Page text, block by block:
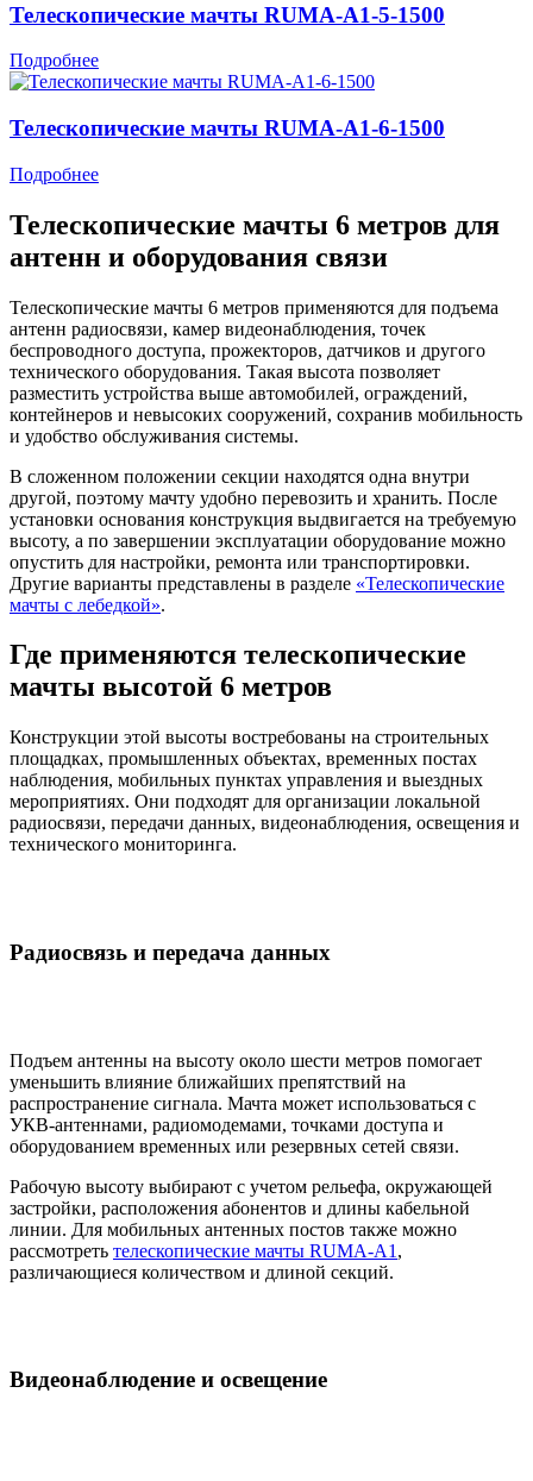
Телескопические мачты RUMA-A1-5-1500
Подробнее
Телескопические мачты RUMA-A1-6-1500
Подробнее
Телескопические мачты 6 метров для
антенн и оборудования связи
Телескопические мачты 6 метров применяются для подъема
антенн радиосвязи, камер видеонаблюдения, точек
беспроводного доступа, прожекторов, датчиков и другого
технического оборудования. Такая высота позволяет
разместить устройства выше автомобилей, ограждений,
контейнеров и невысоких сооружений, сохранив мобильность
и удобство обслуживания системы.
В сложенном положении секции находятся одна внутри
другой, поэтому мачту удобно перевозить и хранить. После
установки основания конструкция выдвигается на требуемую
высоту, а по завершении эксплуатации оборудование можно
опустить для настройки, ремонта или транспортировки.
Другие варианты представлены в разделе «Телескопические
мачты с лебедкой».
Где применяются телескопические
мачты высотой 6 метров
Конструкции этой высоты востребованы на строительных
площадках, промышленных объектах, временных постах
наблюдения, мобильных пунктах управления и выездных
мероприятиях. Они подходят для организации локальной
радиосвязи, передачи данных, видеонаблюдения, освещения и
технического мониторинга.
Радиосвязь и передача данных
Подъем антенны на высоту около шести метров помогает
уменьшить влияние ближайших препятствий на
распространение сигнала. Мачта может использоваться с
УКВ-антеннами, радиомодемами, точками доступа и
оборудованием временных или резервных сетей связи.
Рабочую высоту выбирают с учетом рельефа, окружающей
застройки, расположения абонентов и длины кабельной
линии. Для мобильных антенных постов также можно
рассмотреть телескопические мачты RUMA-A1 ,
различающиеся количеством и длиной секций.
Видеонаблюдение и освещение